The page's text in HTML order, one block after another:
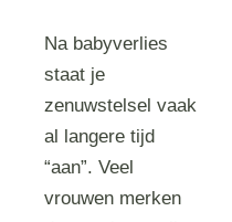
Na babyverlies
staat je
zenuwstelsel vaak
al langere tijd
“aan”. Veel
vrouwen merken